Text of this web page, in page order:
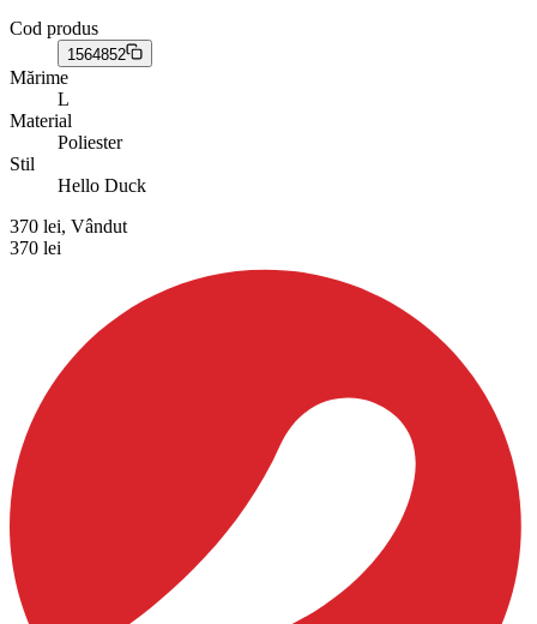
Cod produs
1564852
Mărime
L
Material
Poliester
Stil
Hello Duck
370 lei, Vândut
370 lei